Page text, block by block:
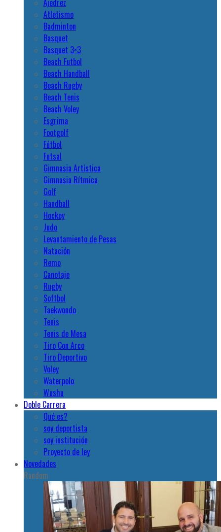
Ajedrez
Atletismo
Badminton
Basquet
Basquet 3×3
Beach Futbol
Beach Handball
Beach Rugby
Beach Tenis
Beach Voley
Esgrima
Footgolf
Fútbol
Futsal
Gimnasia Artística
Gimnasia Rítmica
Golf
Handball
Hockey
Judo
Levantamiento de Pesas
Natación
Remo
Canotaje
Rugby
Softbol
Taekwondo
Tenis
Tenis de Mesa
Tiro Con Arco
Tiro Deportivo
Voley
Waterpolo
Wushu
Doble Carrera
Qué es?
soy deportista
soy institución
Proyecto de ley
Novedades
Random